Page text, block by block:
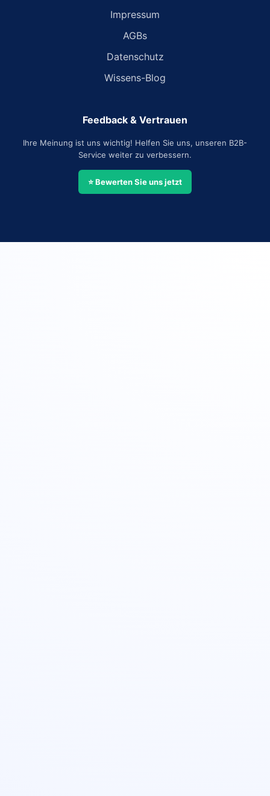
Impressum
AGBs
Datenschutz
Wissens-Blog
Feedback & Vertrauen
Ihre Meinung ist uns wichtig! Helfen Sie uns, unseren B2B-
Service weiter zu verbessern.
⭐ Bewerten Sie uns jetzt